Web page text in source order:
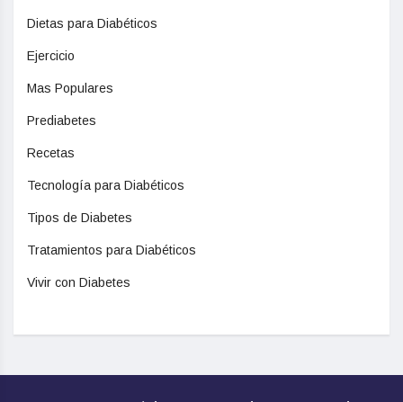
Dietas para Diabéticos
Ejercicio
Mas Populares
Prediabetes
Recetas
Tecnología para Diabéticos
Tipos de Diabetes
Tratamientos para Diabéticos
Vivir con Diabetes